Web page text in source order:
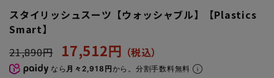
スタイリッシュスーツ【ウォッシャブル】【Plastics
Smart】
21,890円
17,512円
なら 月々2,918円から。分割手数料無料